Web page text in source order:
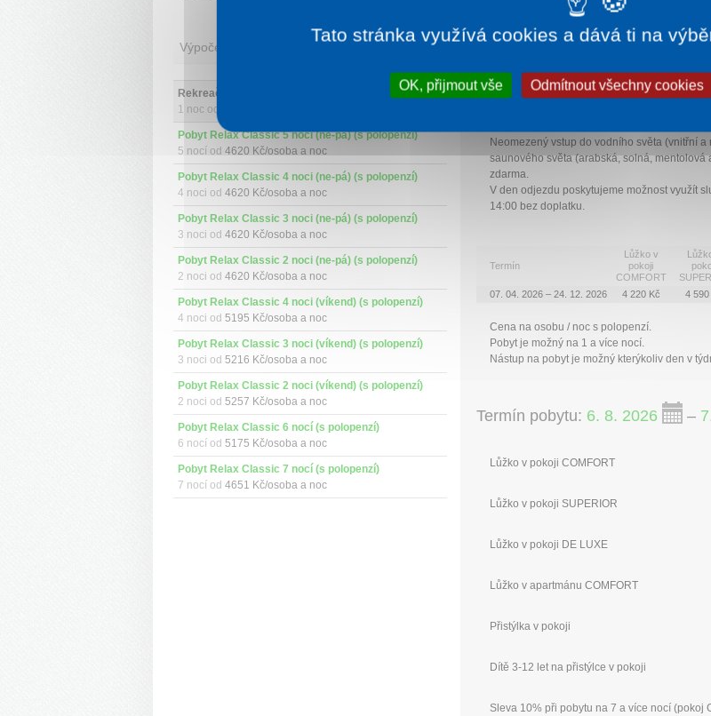
Výpočet ceny
Rekreační pobyt (s polopenzí)
1 noc od
Pobyt Relax Classic 5 nocí (ne-pá) (s polopenzí)
5 nocí od 4620 Kč/osoba a noc
Pobyt Relax Classic 4 noci (ne-pá) (s polopenzí)
4 noci od 4620 Kč/osoba a noc
Pobyt Relax Classic 3 noci (ne-pá) (s polopenzí)
3 noci od 4620 Kč/osoba a noc
Pobyt Relax Classic 2 noci (ne-pá) (s polopenzí)
2 noci od 4620 Kč/osoba a noc
Pobyt Relax Classic 4 noci (víkend) (s polopenzí)
4 noci od 5195 Kč/osoba a noc
Pobyt Relax Classic 3 noci (víkend) (s polopenzí)
3 noci od 5216 Kč/osoba a noc
Pobyt Relax Classic 2 noci (víkend) (s polopenzí)
2 noci od 5257 Kč/osoba a noc
Pobyt Relax Classic 6 nocí (s polopenzí)
6 nocí od 5175 Kč/osoba a noc
Pobyt Relax Classic 7 nocí (s polopenzí)
7 nocí od 4651 Kč/osoba a noc
Rekreační pobyt
Neomezený vstup do vodního světa (vnitřní
saunového světa (arabská, solná,
zdarma.
V den odjezdu poskytujeme možnost využít
14:00 bez doplatku.
Termín
Lůžko v
pokoji
COMFORT
07. 04. 2026 – 24. 12. 2026
4 220 Kč 4 590
Cena na osobu / noc s polopenzí.
Pobyt je možný na 1 a více nocí.
Nástup na pobyt je možný kterýkoliv den v
Termín pobytu: 6. 8. 2026 –
Lůžko v pokoji COMFORT
Lůžko v pokoji SUPERIOR
Lůžko v pokoji DE LUXE
Lůžko v apartmánu COMFORT
Přistýlka v pokoji
Dítě 3-12 let na přistýlce v pokoji
Sleva 10% při pobytu na 7 a více nocí (pokoj
Tato stránka využívá cookies a dává ti na
OK, přijmout vše Odmítnout všechny cookies